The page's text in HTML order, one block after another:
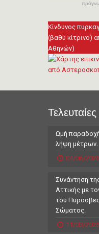
Κίνδυνος
(βαθύ κίτρινο)
Αθηνών)
Ωμή
λήψη μέτρων.
04/06/2026
Συνάντηση
Αττικής με
του
Σώματος.
11/03/2026